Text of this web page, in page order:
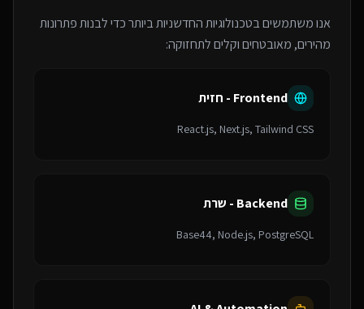
אנו משתמשים בטכנולוגיות החדשניות ביותר כדי לבנות פתרונות
מהירים, מאובטחים וקלים לתחזוקה:
Frontend - חזית
React.js, Next.js, Tailwind CSS
Backend - שרת
Base44, Node.js, PostgreSQL